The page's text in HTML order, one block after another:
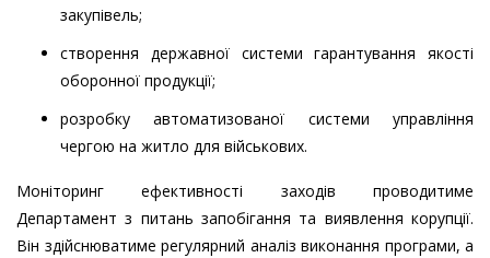
закупівель;
створення державної системи гарантування якості
оборонної продукції;
розробку автоматизованої системи управління
чергою на житло для військових.
Моніторинг ефективності заходів проводитиме
Департамент з питань запобігання та виявлення корупції.
Він здійснюватиме регулярний аналіз виконання програми, а